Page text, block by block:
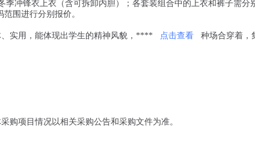
冲锋衣上衣（含可拆卸内胆）；各套装组合中的上衣和裤子需分
围进行分别报价。
实用，能体现出学生的精神风貌，****
点击查看
种场合穿着，
购项目情况以相关采购公告和采购文件为准。